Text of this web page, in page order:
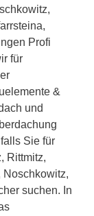
Profi
für
&
und
Sie für
Rittmitz,
Noschkowitz,
suchen. In